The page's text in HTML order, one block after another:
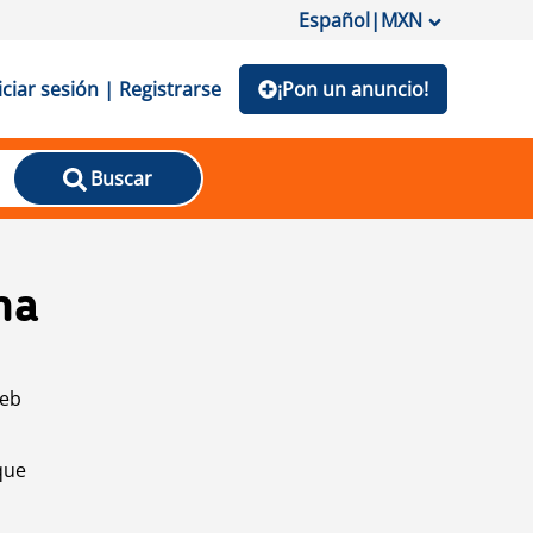
Español|MXN
sesión | Registrarse ¡Pon un anuncio!
Buscar